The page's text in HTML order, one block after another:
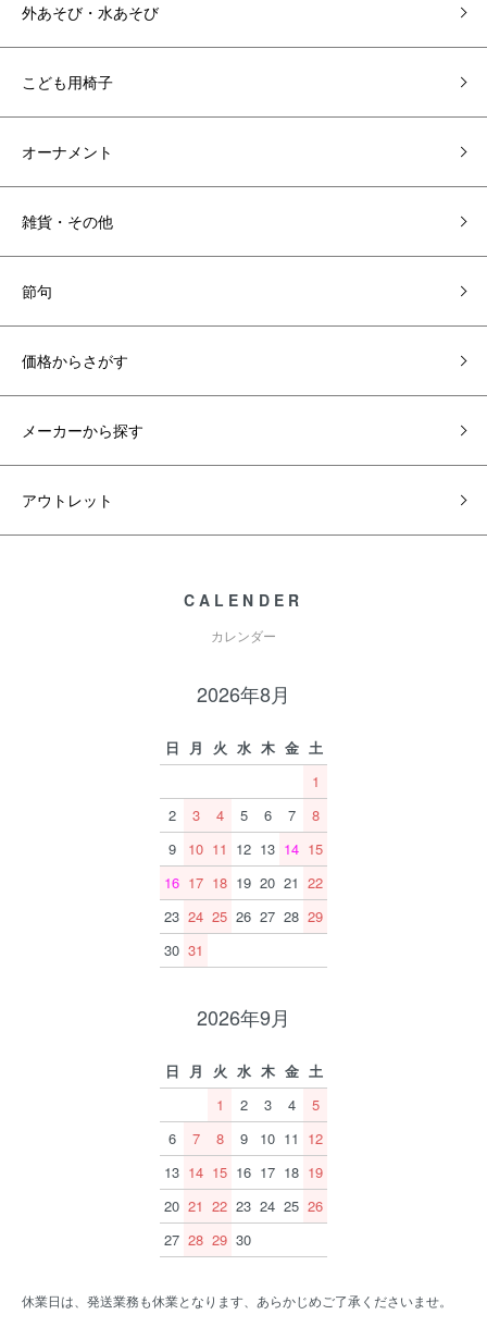
外あそび・水あそび
こども用椅子
オーナメント
雑貨・その他
節句
価格からさがす
メーカーから探す
アウトレット
CALENDER
カレンダー
2026年8月
日 月 火 水 木 金 土
1
2
3 4 5 6 7
8
9
10 11 12 13 14 15
16 17 18 19 20 21 22
23 24 25 26 27 28 29
30 31
2026年9月
日 月 火 水 木 金 土
1
2 3 4
5
6
7 8 9 10 11 12
13 14 15 16 17 18 19
20 21 22 23 24 25 26
27 28 29 30
休業日は、発送業務も休業となります、あらかじめご了承くださいませ。